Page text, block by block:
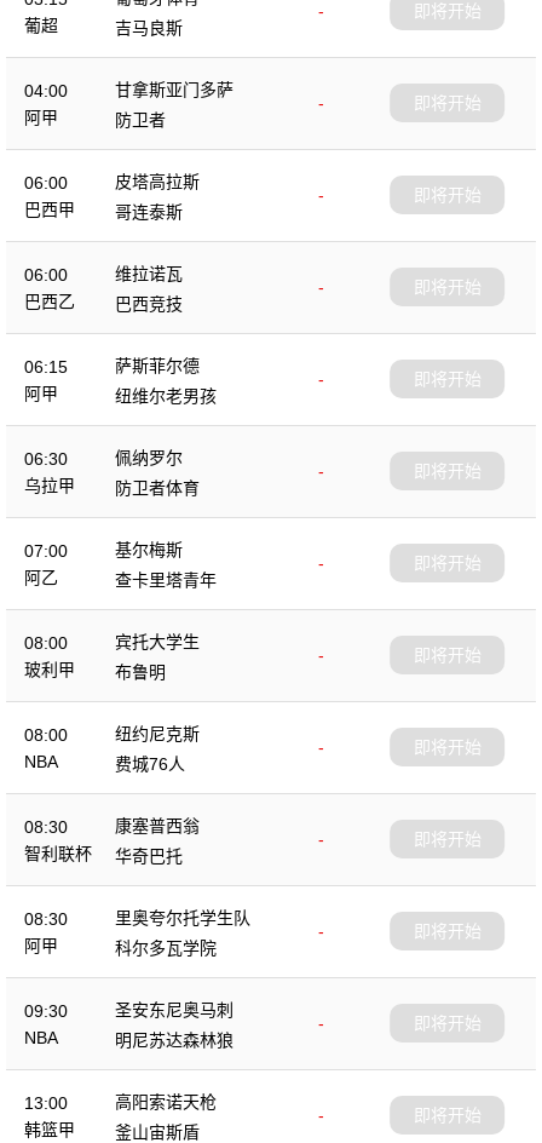
葡超
-
吉马良斯
即将开始
04:00
阿甲
甘拿斯亚门多萨
-
防卫者
即将开始
06:00
巴西甲
皮塔高拉斯
-
哥连泰斯
即将开始
06:00
巴西乙
维拉诺瓦
-
巴西竞技
即将开始
06:15
阿甲
萨斯菲尔德
-
纽维尔老男孩
即将开始
06:30
乌拉甲
佩纳罗尔
-
防卫者体育
即将开始
07:00
阿乙
基尔梅斯
-
查卡里塔青年
即将开始
08:00
玻利甲
宾托大学生
-
布鲁明
即将开始
08:00
NBA
纽约尼克斯
-
费城76人
即将开始
08:30
智利联杯
康塞普西翁
-
华奇巴托
即将开始
08:30
阿甲
里奥夸尔托学生队
-
科尔多瓦学院
即将开始
09:30
NBA
圣安东尼奥马刺
-
明尼苏达森林狼
即将开始
13:00
韩篮甲
高阳索诺天枪
-
釜山宙斯盾
即将开始